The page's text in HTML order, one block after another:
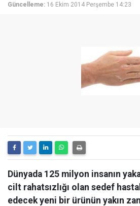
Güncelleme: 16 Ekim 2014 Perşembe 14:23
Dünyada 125 milyon insanın
cilt rahatsızlığı olan sedef
edecek yeni bir ürünün yakın